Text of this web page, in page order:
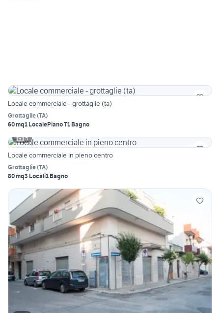
Locale commerciale - grottaglie (ta)
Grottaglie(TA)
60 mq1 LocalePiano T1 Bagno
5
Locale commerciale in pieno centro
Grottaglie(TA)
80 mq3 Locali1 Bagno